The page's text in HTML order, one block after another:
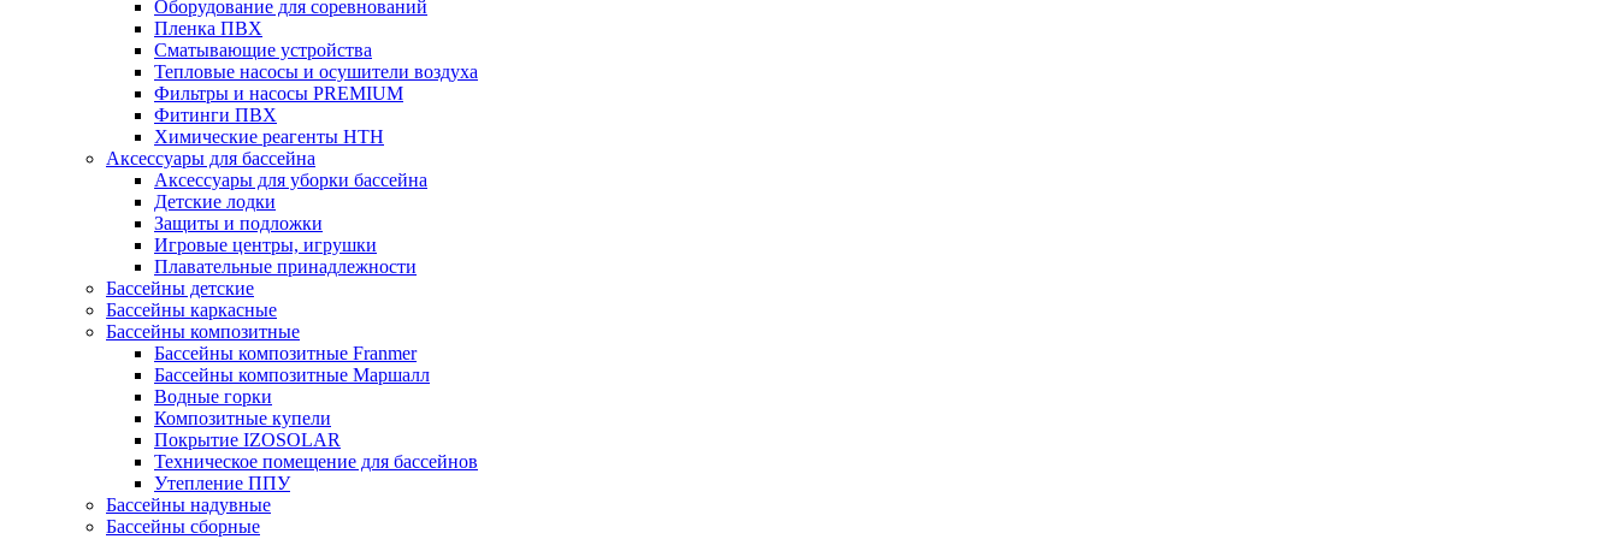
Оборудование для соревнований
Пленка ПВХ
Сматывающие устройства
Тепловые насосы и осушители воздуха
Фильтры и насосы PREMIUM
Фитинги ПВХ
Химические реагенты HTH
Аксессуары для бассейна
Аксессуары для уборки бассейна
Детские лодки
Защиты и подложки
Игровые центры, игрушки
Плавательные принадлежности
Бассейны детские
Бассейны каркасные
Бассейны композитные
Бассейны композитные Franmer
Бассейны композитные Маршалл
Водные горки
Композитные купели
Покрытие IZOSOLAR
Техническое помещение для бассейнов
Утепление ППУ
Бассейны надувные
Бассейны сборные